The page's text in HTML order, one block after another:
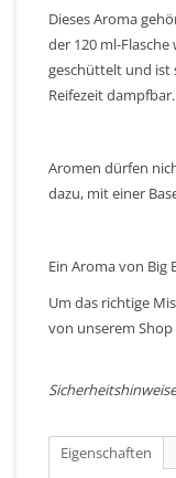
Dieses Aroma
der 120 ml-
geschüttelt und ist
Reifezeit dampfbar.
Aromen dürfen
dazu, mit einer
Ein Aroma von Big
Um das richtige
von unserem Shop
Eigenschaften